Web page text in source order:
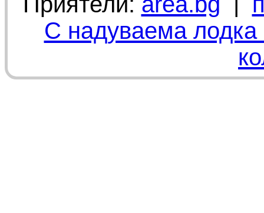
С надуваема лодка